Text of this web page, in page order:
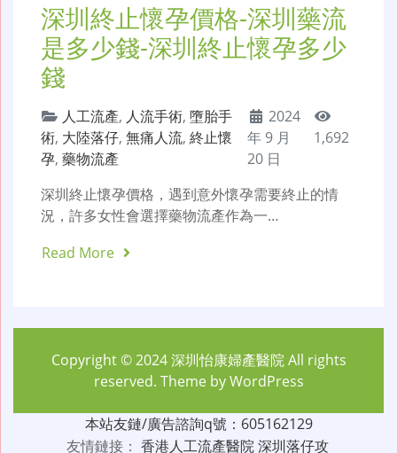
深圳終止懷孕價格-深圳藥流
是多少錢-深圳終止懷孕多少
錢
人工流產, 人流手術, 墮胎手
術, 大陸落仔, 無痛人流, 終止懷
孕, 藥物流產
2024
年 9 月
20 日
1,692
深圳終止懷孕價格，遇到意外懷孕需要終止的情
況，許多女性會選擇藥物流產作為一…
Read More
Copyright © 2024深圳怡康婦產醫院All rights
reserved. Theme byWordPress
本站友鏈/廣告諮詢q號：605162129
友情鏈接： 香港人工流產醫院深圳落仔攻